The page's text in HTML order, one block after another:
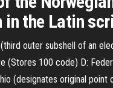
in the Latin
outer subshell of an
(Stores 100 code) D:
(designates original